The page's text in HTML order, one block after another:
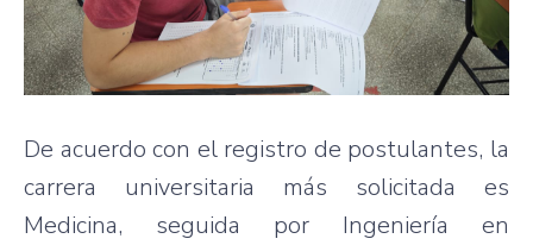
De acuerdo con el registro de postulantes, la
carrera universitaria más solicitada es
Medicina, seguida por Ingeniería en